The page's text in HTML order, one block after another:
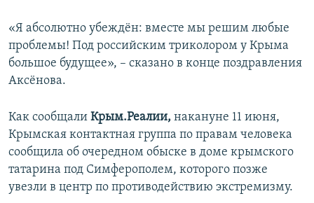
«Я абсолютно убеждён: вместе мы решим любые
проблемы! Под российским триколором у Крыма
большое будущее», – сказано в конце поздравления
Аксёнова.
Как сообщали Крым.Реалии, накануне 11 июня,
Крымская контактная группа по правам человека
сообщила об очередном обыске в доме крымского
татарина под Симферополем, которого позже
увезли в центр по противодействию экстремизму.